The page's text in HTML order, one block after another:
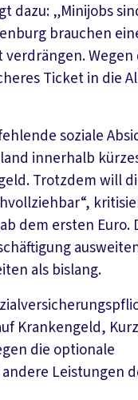
dazu: „Minijobs
brauchen
Ticket in die
soziale
innerhalb
Trotzdem will
dem ersten Euro.
als bislang.
Krankengeld,
die optionale
Leistungen